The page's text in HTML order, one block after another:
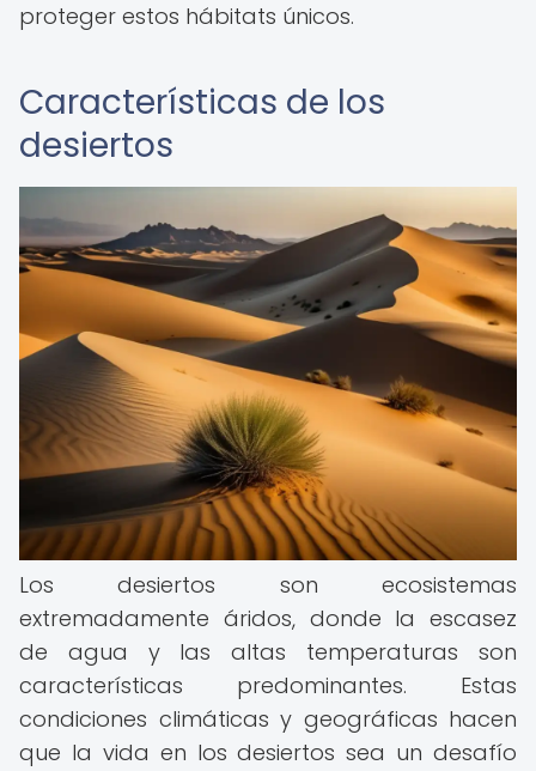
proteger estos hábitats únicos.
Características de los
desiertos
Los desiertos son ecosistemas
extremadamente áridos, donde la escasez
de agua y las altas temperaturas son
características predominantes. Estas
condiciones climáticas y geográficas hacen
que la vida en los desiertos sea un desafío